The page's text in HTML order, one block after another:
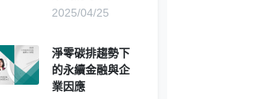
2025/04/25
淨零碳排趨勢下
的永續金融與企
業因應